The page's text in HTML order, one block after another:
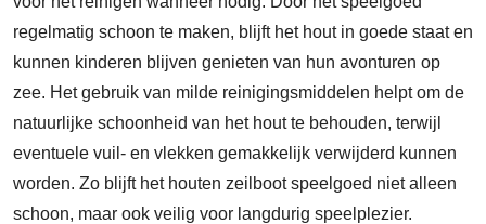
regelmatig schoon te maken, blijft het hout in goede staat en
kunnen kinderen blijven genieten van hun avonturen op
zee. Het gebruik van milde reinigingsmiddelen helpt om de
natuurlijke schoonheid van het hout te behouden, terwijl
eventuele vuil- en vlekken gemakkelijk verwijderd kunnen
worden. Zo blijft het houten zeilboot speelgoed niet alleen
schoon, maar ook veilig voor langdurig speelplezier.